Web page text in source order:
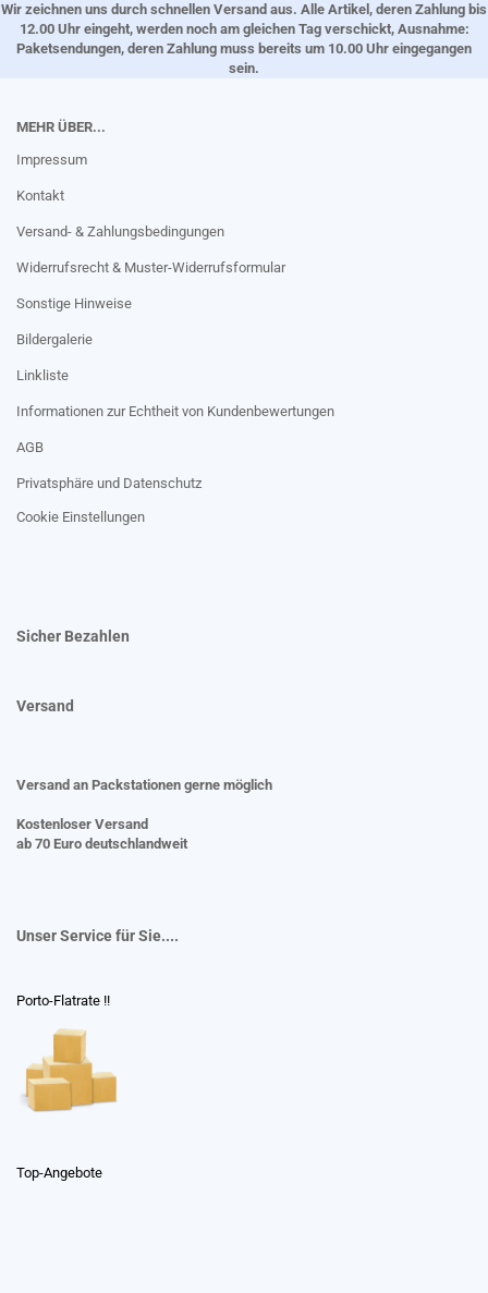
Wir zeichnen uns durch schnellen Versand aus. Alle Artikel, deren Zahlung bis
12.00 Uhr eingeht, werden noch am gleichen Tag verschickt, Ausnahme:
Paketsendungen, deren Zahlung muss bereits um 10.00 Uhr eingegangen
sein.
MEHR ÜBER...
Impressum
Kontakt
Versand- & Zahlungsbedingungen
Widerrufsrecht & Muster-Widerrufsformular
Sonstige Hinweise
Bildergalerie
Linkliste
Informationen zur Echtheit von Kundenbewertungen
AGB
Privatsphäre und Datenschutz
Cookie Einstellungen
Sicher Bezahlen
Versand
Versand an Packstationen gerne möglich
Kostenloser Versand
ab 70 Euro deutschlandweit
Unser Service für Sie....
Porto-Flatrate !!
Top-Angebote